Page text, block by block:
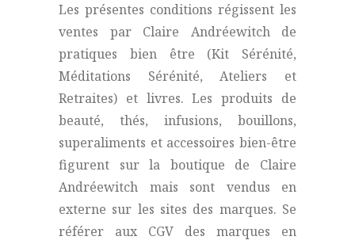
Les présentes conditions régissent les
ventes par Claire Andréewitch de
pratiques bien être (Kit Sérénité,
Méditations Sérénité, Ateliers et
Retraites) et livres. Les produits de
beauté, thés, infusions, bouillons,
superaliments et accessoires bien-être
figurent sur la boutique de Claire
Andréewitch mais sont vendus en
externe sur les sites des marques. Se
référer aux CGV des marques en